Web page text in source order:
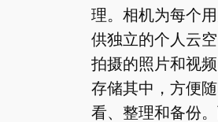
理。相机为每个
供独立的个人云空
拍摄的照片和视
存储其中，方便
看、整理和备份